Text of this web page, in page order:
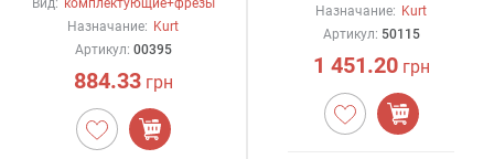
Назначание: Kurt
Артикул: 00395
884.33грн
Назначание: Kurt
Артикул: 50115
1 451.20грн